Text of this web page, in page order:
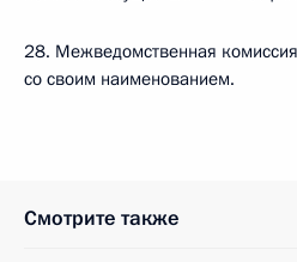
28. Межведомственная
со своим наименованием.
Смотрите также